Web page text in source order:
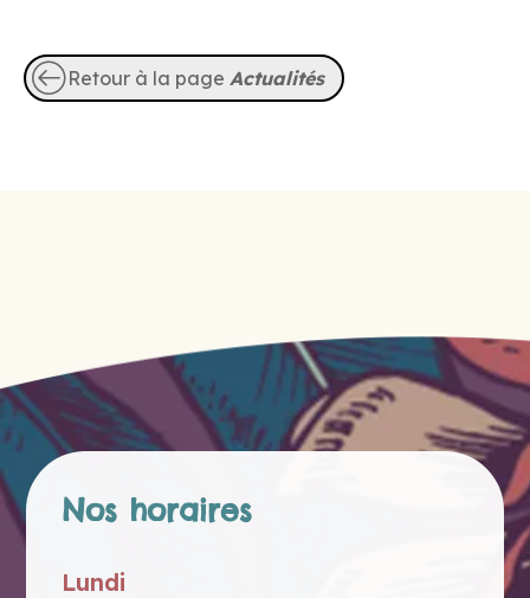
Retour à la page Actualités
Nos horaires
Lundi